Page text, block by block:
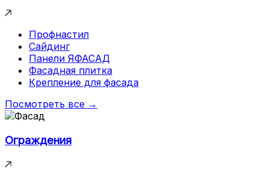
Профнастил
Сайдинг
Панели ЯФАСАД
Фасадная плитка
Крепление для фасада
Посмотреть все →
Ограждения